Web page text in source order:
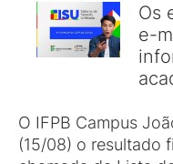
Os
e-
O IFPB Campus
(15/08) o resultado